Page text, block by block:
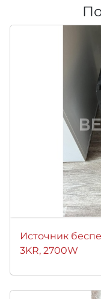
Источник
3KR, 2700W